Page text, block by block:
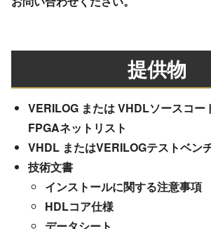
提供物
VERILOG または VHDLソースコー
FPGAネットリスト
VHDL またはVERILOGテストベン
技術文書
インストールに関する注意事項
HDLコア仕様